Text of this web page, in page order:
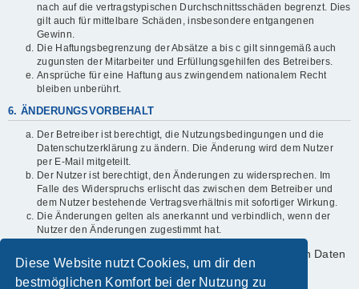
Diese Website nutzt Cookies, um dir den
bestmöglichen Komfort bei der Nutzung zu
nach auf die vertragstypischen Durchschnittsschäden begrenzt. Dies
gilt auch für mittelbare Schäden, insbesondere entgangenen
Gewinn.
Die Haftungsbegrenzung der Absätze a bis c gilt sinngemäß auch
zugunsten der Mitarbeiter und Erfüllungsgehilfen des Betreibers.
Ansprüche für eine Haftung aus zwingendem nationalem Recht
bleiben unberührt.
6. ÄNDERUNGSVORBEHALT
Der Betreiber ist berechtigt, die Nutzungsbedingungen und die
Datenschutzerklärung zu ändern. Die Änderung wird dem Nutzer
per E-Mail mitgeteilt.
Der Nutzer ist berechtigt, den Änderungen zu widersprechen. Im
Falle des Widerspruchs erlischt das zwischen dem Betreiber und
dem Nutzer bestehende Vertragsverhältnis mit sofortiger Wirkung.
Die Änderungen gelten als anerkannt und verbindlich, wenn der
Nutzer den Änderungen zugestimmt hat.
Informationen über den Umgang mit deinen persönlichen Daten
sind in der Datenschutzerklärung enthalten.